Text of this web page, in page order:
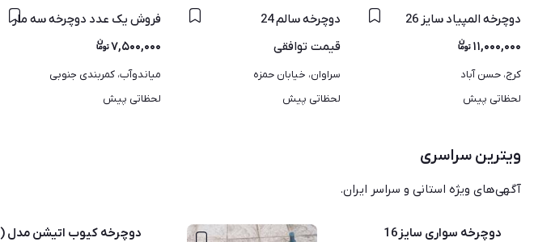
دوچرخه المپیاد سایز 26
۱۱,۰۰۰,۰۰۰
کرج، حسن آباد
لحظاتی پیش
دوچرخه سالم 24
قیمت توافقی
سراوان، خیابان حمزه
لحظاتی پیش
فروش یک عدد دوچرخه سه مار
۷,۵۰۰,۰۰۰
میاندوآب، کمربندی جنوبی
لحظاتی پیش
ویترین سراسری
آگهی‌های ویژه استانی و سراسر ایران.
دوچرخه سواری سایز16 دوچرخه کیوب اتیشن مدل (2022)گارانتی فعال